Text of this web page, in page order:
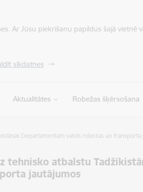
Ar Jūsu piekrišanu papildus šajā
sīkdatnes
Aktualitātes Robežas šķērsošana
Departamentam valsts robežas un transporta
tehnisko atbalstu
jautājumos